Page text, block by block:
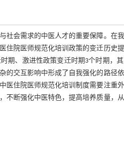
会需求的中医人才的重要保障。在
住院医师规范化培训政策的变迁历史
期、激进性政策变迁时期3个时期，
交互影响中形成了自我强化的路径
医住院医师规范化培训制度需要注重
断强化中医特色，提高培养质量，